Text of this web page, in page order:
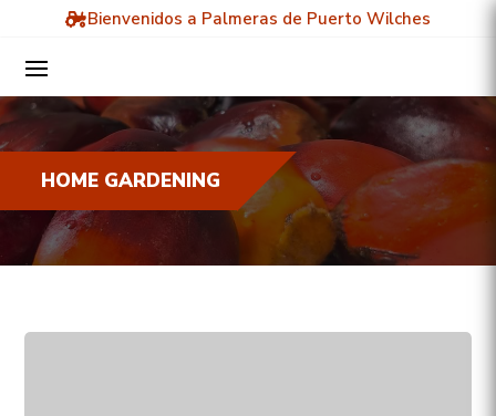
Bienvenidos a Palmeras de Puerto Wilches
HOME GARDENING